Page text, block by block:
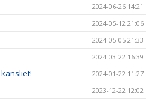
2024-06-26 14:21
2024-05-12 21:06
2024-05-05 21:33
2024-03-22 16:39
2024-01-22 11:27
2023-12-22 12:02